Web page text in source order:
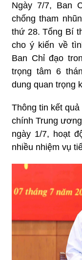
Ngày 7/7, Ban
chống tham
thứ 28. Tổng Bí
cho ý kiến về
Ban Chỉ đạo
trọng tâm 6
dung quan trọng
Thông tin kết
chính Trung
ngày 1/7, hoạt
nhiều nhiệm vụ